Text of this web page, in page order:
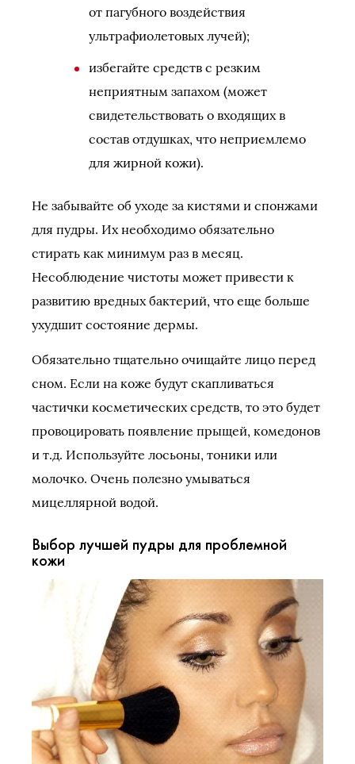
от пагубного воздействия
ультрафиолетовых лучей);
избегайте средств с резким
неприятным запахом (может
свидетельствовать о входящих в
состав отдушках, что неприемлемо
для жирной кожи).
Не забывайте об уходе за кистями и спонжами
для пудры. Их необходимо обязательно
стирать как минимум раз в месяц.
Несоблюдение чистоты может привести к
развитию вредных бактерий, что еще больше
ухудшит состояние дермы.
Обязательно тщательно очищайте лицо перед
сном. Если на коже будут скапливаться
частички косметических средств, то это будет
провоцировать появление прыщей, комедонов
и т.д. Используйте лосьоны, тоники или
молочко. Очень полезно умываться
мицеллярной водой.
Выбор лучшей пудры для проблемной
кожи